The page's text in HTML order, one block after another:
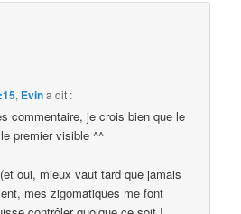
, Evina dit :
commentaire, je crois bien que le
premier visible ^^
oui, mieux vaut tard que jamais
mes zigomatiques me font